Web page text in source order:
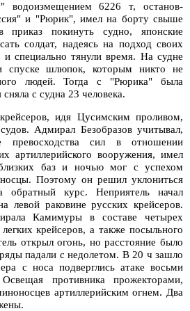
водоизмещением 6226 т, останов-
и "Рюрик", имел на борту свыше
приказ покинуть судно, японские
солдат, надеясь на подход своих
и специально тянули время. На судне
спуске шлюпок, которым никто не
людей. Тогда с "Рюрика" была
с судна 23 человека.
идя Цусимским проливом,
Адмирал Безобразов учитывал,
превосходства сил в отношении
артиллерийского вооружения, имел
баз и ночью мог с успехом
Поэтому он решил уклониться
курс. Неприятель начал
левой раковине русских крейсеров.
Камимуры в составе четырех
крейсеров, а также посыльного
открыл огонь, но расстояние было
падали с недолетом. В 20 ч зашло
с носа подверглись атаке восьми
противника прожекторами,
артиллерийским огнем. Два